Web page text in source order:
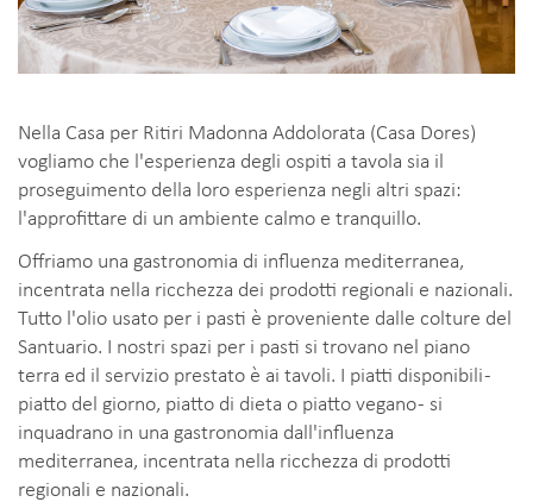
Nella Casa per Ritiri Madonna Addolorata (Casa Dores)
vogliamo che l'esperienza degli ospiti a tavola sia il
proseguimento della loro esperienza negli altri spazi:
l'approfittare di un ambiente calmo e tranquillo.
Offriamo una gastronomia di influenza mediterranea,
incentrata nella ricchezza dei prodotti regionali e nazionali.
Tutto l'olio usato per i pasti è proveniente dalle colture del
Santuario. I nostri spazi per i pasti si trovano nel piano
terra ed il servizio prestato è ai tavoli. I piatti disponibili -
piatto del giorno, piatto di dieta o piatto vegano - si
inquadrano in una gastronomia dall'influenza
mediterranea, incentrata nella ricchezza di prodotti
regionali e nazionali.